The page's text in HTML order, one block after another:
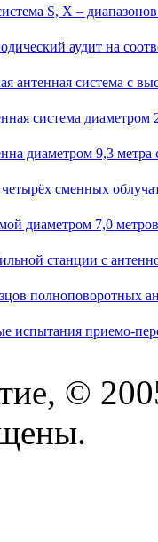
S, X –
аудит на
антенная система с
система
диаметром 9,3
сменных
диаметром 7,0
станции с
полноповоротных
испытания приемо-
©